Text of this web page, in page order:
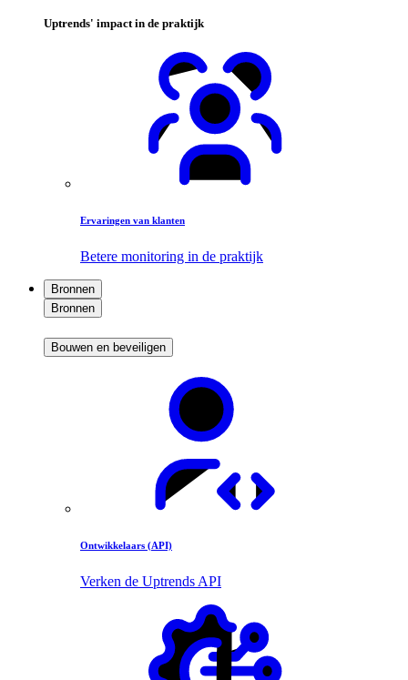
Uptrends' impact in de praktijk
Ervaringen van klanten
Betere monitoring in de praktijk
Bronnen
Bronnen
Bouwen en beveiligen
Ontwikkelaars (API)
Verken de Uptrends API